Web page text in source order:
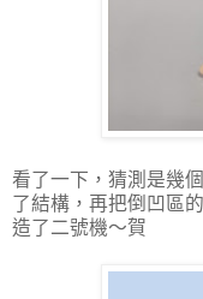
看了一下，猜測是幾
了結構，再把倒凹區
造了二號機～賀